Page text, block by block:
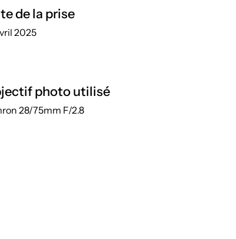
de la prise
2025
photo utilisé
28/75mm F/2.8